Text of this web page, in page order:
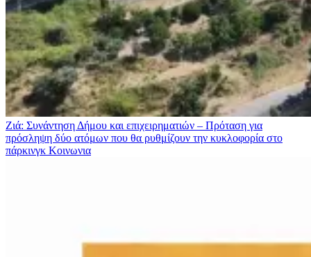
Ζιά: Συνάντηση Δήμου και επιχειρηματιών – Πρόταση για
πρόσληψη δύο ατόμων που θα ρυθμίζουν την κυκλοφορία στο
πάρκινγκ Κοινωνια